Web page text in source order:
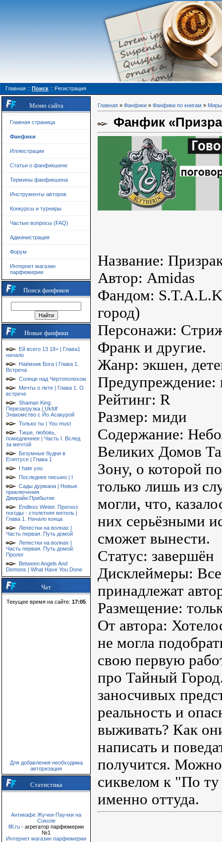
Главная :: Поиск :: Регистрация
Меню сайта
Главная страница
Фанфики
Иллюстрации
Статьи о фанфикшене
Термины фанфикшена
Инструменты авторов
Конкурсы и турниры
Частые вопросы (FAQ)
Администрация
Форум
Интернет магазин
парфюмерии
Поиск фанфиков
Новые фанфики
Ей всего 13 18+ | Глава1
начало
Наёмник Бога | Глава 1.
Встреча
Солнце над Чертополохом
Мечты о лете | Глава 1. О
встрече
Shaman King.
Перезагрузка | Ukfdf
Знакомство с Йо Асакурой
Только ты | You must
Тише, любовь,
помедленнее | Часть I. Вслед
за мечтой
Безумные будни в
Египтусе | Глава 1
I hate you
Последнее письмо | I
Сады дурмана | Новые
приключения
Джирайи:Прибытие
Endless Winter. Прогноз
погоды - столетняя метель |
Глава 1. Начало конца
Лепестки на волнах |
Часть первая. Путь домой
Лепестки на волнах |
Часть первая. Путь домой.
Пролог
Between Angels And
Demons | What Have You Done
Чат
Текущее время на сайте: 17:05
Для добавления необходима
авторизация
Статистика
Антикафе Жучки-Паучки на
Соколе
fifi.ru - агрегатор парфюмерии
№1
Интернет магазин парфюмерии
Главная » Фанфики » Фанфики по книгам »
Фанфик
Название:
Автор: Amidas
Фандом:
город)
Персонажи:
Франк и другие.
Жанр: экшен,
Предупреждение:
Рейтинг: R
Размер: миди
Содержание:
Великих Домов
Зону, о которой
только лишь из
могли, что,
них серьёзными
сможет вынести.
Статус: завершён
Дисклеймеры:
принадлежат
Размещение:
От автора:
не могла
свою первую
про Тайный
заносчивых
реальность и
выживать? Как
написать и
получится. Можно
сиквелом к "По
именно оттуда.